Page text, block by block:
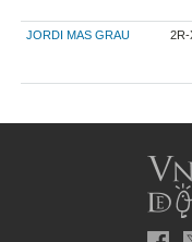
JORDI MAS GRAU 2R-